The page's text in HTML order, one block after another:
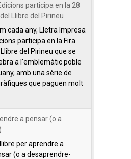
participa en la 28
Llibre del Pirineu
cada any, Lletra Impresa
participa en la Fira
del Pirineu que se
a l'emblemàtic poble
amb una sèrie de
que paguen molt
a pensar (o a
per aprendre a
(o a desaprendre-